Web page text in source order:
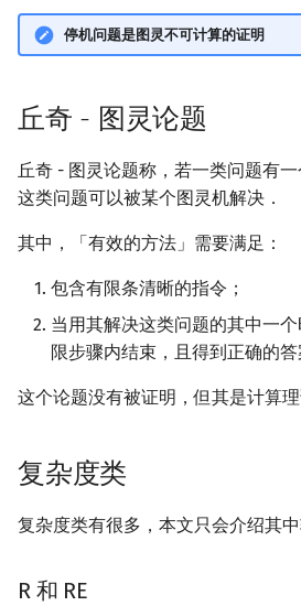
停机问题是图灵不可计算的证明
丘奇 - 图灵论题
丘奇 - 图灵论题称，若一类问题有
这类问题可以被某个图灵机解决．
其中，「有效的方法」需要满足：
包含有限条清晰的指令；
当用其解决这类问题的其中一
限步骤内结束，且得到正确的答
这个论题没有被证明，但其是计算
复杂度类
复杂度类有很多，本文只会介绍其
R 和 RE